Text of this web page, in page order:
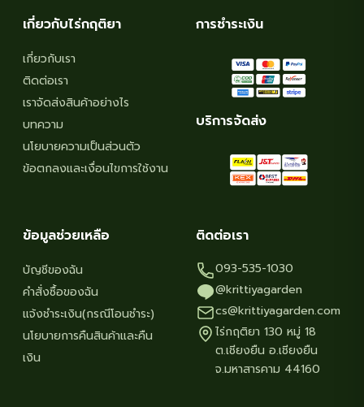
เกี่ยวกับไร่กฤติยา
เกี่ยวกับเรา
ติดต่อเรา
เราจัดส่งสินค้าอย่างไร
บทความ
นโยบายความเป็นส่วนตัว
ข้อตกลงและเงื่อนไขการใช้งาน
การชำระเงิน
บริการจัดส่ง
ข้อมูลช่วยเหลือ
บัญชีของฉัน
คำสั่งซื้อของฉัน
แจ้งชำระเงิน(กรณีโอนชำระ)
นโยบายการคืนสินค้าและคืน
เงิน
ติดต่อเรา
093-535-1030
@krittiyagarden
cs@krittiyagarden.com
ไร่กฤติยา 130 หมู่ 18
ต.เชียงยืน อ.เชียงยืน
จ.มหาสารคาม 44160